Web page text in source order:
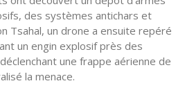
des systèmes antichars et
Tsahal, un drone a ensuite repéré
un engin explosif près des
une frappe aérienne de
la menace.